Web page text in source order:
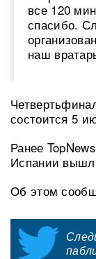
все 120
спасибо.
наш
состоится 5
Ранее TopNews
Испании
Об этом